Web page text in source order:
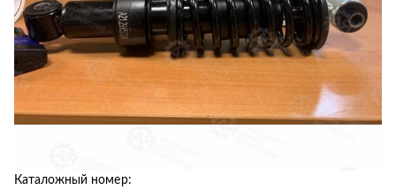
Каталожный номер: